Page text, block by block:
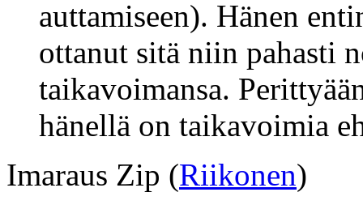
auttamiseen). Hänen
ottanut sitä niin pahasti
taikavoimansa.
hänellä on taikavoimia
Imaraus Zip (Riikonen)